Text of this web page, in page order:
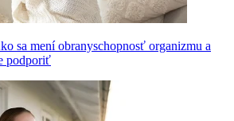
sa mení obranyschopnosť organizmu a
podporiť